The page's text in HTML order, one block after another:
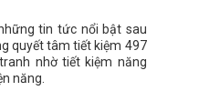
tin tức nổi bật sau
quyết tâm tiết kiệm 497
nhờ tiết kiệm năng
năng.